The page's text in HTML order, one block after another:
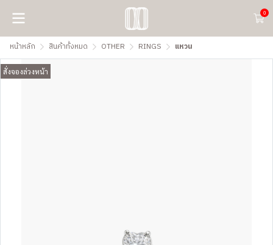
0
หน้าหลัก สินค้าทั้งหมด OTHER RINGS แหวน
สั่งจองล่วงหน้า